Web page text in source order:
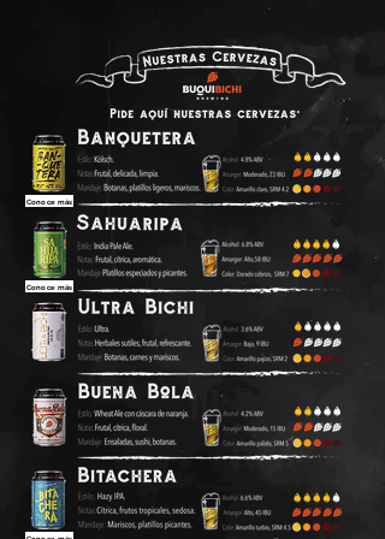
Conoce más
Conoce más